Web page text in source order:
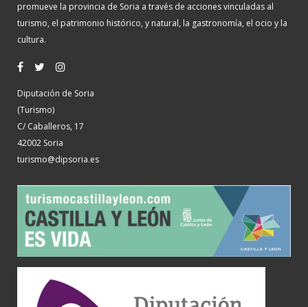
promueve la provincia de Soria a través de acciones vinculadas al
turismo, el patrimonio histórico, y natural, la gastronomía, el ocio y la
cultura.
Diputación de Soria
(Turismo)
C/ Caballeros, 17
42002 Soria
turismo@dipsoria.es